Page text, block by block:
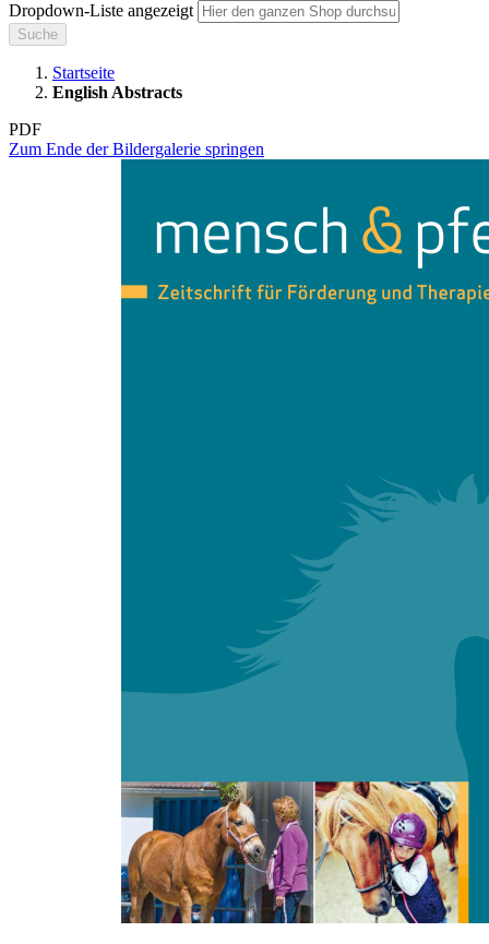
Dropdown-Liste angezeigt
Suche
Startseite
English Abstracts
PDF
Zum Ende der Bildergalerie springen
Zum Anfang der Bildergalerie springen
English Abstracts
Digitale Ausgabe
inkl. MwSt.
Zum Warenkorb hinzufügen